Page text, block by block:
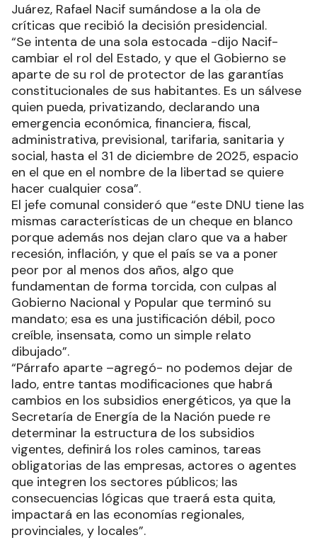
Juárez, Rafael Nacif sumándose a la ola de
críticas que recibió la decisión presidencial.
“Se intenta de una sola estocada -dijo Nacif-
cambiar el rol del Estado, y que el Gobierno se
aparte de su rol de protector de las garantías
constitucionales de sus habitantes. Es un sálvese
quien pueda, privatizando, declarando una
emergencia económica, financiera, fiscal,
administrativa, previsional, tarifaria, sanitaria y
social, hasta el 31 de diciembre de 2025, espacio
en el que en el nombre de la libertad se quiere
hacer cualquier cosa”.
El jefe comunal consideró que “este DNU tiene las
mismas características de un cheque en blanco
porque además nos dejan claro que va a haber
recesión, inflación, y que el país se va a poner
peor por al menos dos años, algo que
fundamentan de forma torcida, con culpas al
Gobierno Nacional y Popular que terminó su
mandato; esa es una justificación débil, poco
creíble, insensata, como un simple relato
dibujado”.
“Párrafo aparte –agregó- no podemos dejar de
lado, entre tantas modificaciones que habrá
cambios en los subsidios energéticos, ya que la
Secretaría de Energía de la Nación puede re
determinar la estructura de los subsidios
vigentes, definirá los roles caminos, tareas
obligatorias de las empresas, actores o agentes
que integren los sectores públicos; las
consecuencias lógicas que traerá esta quita,
impactará en las economías regionales,
provinciales, y locales”.